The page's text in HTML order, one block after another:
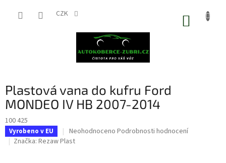
CZK
Plastová vana do kufru Ford
MONDEO IV HB 2007-2014
100 425
Vyrobeno v EU
Průměrné
hodnocení
Neohodnoceno Podrobnosti hodnocení
Značka: Rezaw Plast